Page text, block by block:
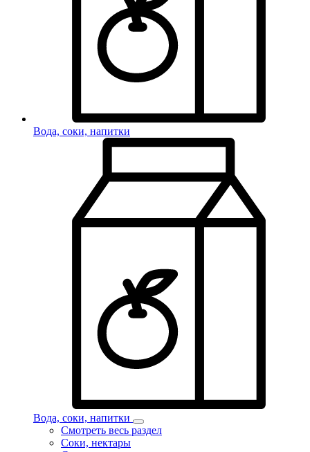
Вода, соки, напитки
Вода, соки, напитки
Смотреть весь раздел
Соки, нектары